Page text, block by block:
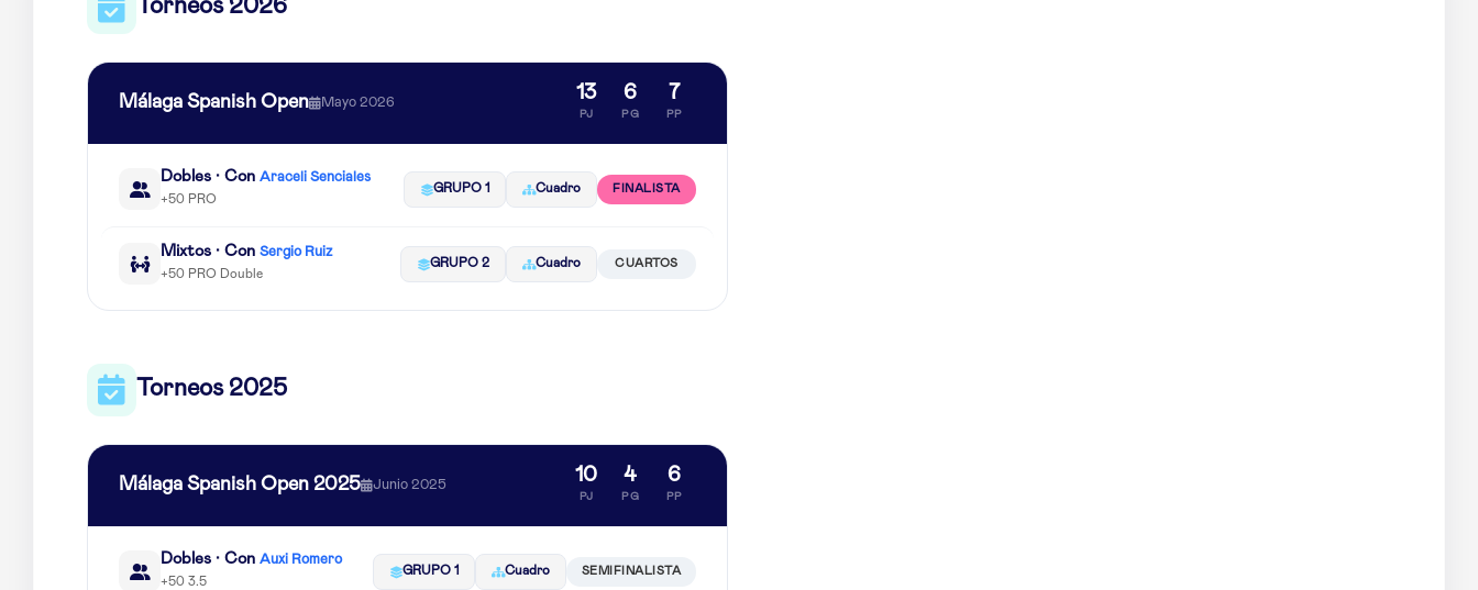
Torneos 2026
Málaga Spanish Open Mayo 2026 13
PJ
6
PG
7
PP
Dobles · Con Araceli Senciales
+50 PRO
GRUPO 1 Cuadro FINALISTA
Mixtos · Con Sergio Ruiz
+50 PRO Double
GRUPO 2 Cuadro CUARTOS
Torneos 2025
Málaga Spanish Open 2025 Junio 2025 10
PJ
4
PG
6
PP
Dobles · Con Auxi Romero
+50 3.5
GRUPO 1 Cuadro SEMIFINALISTA